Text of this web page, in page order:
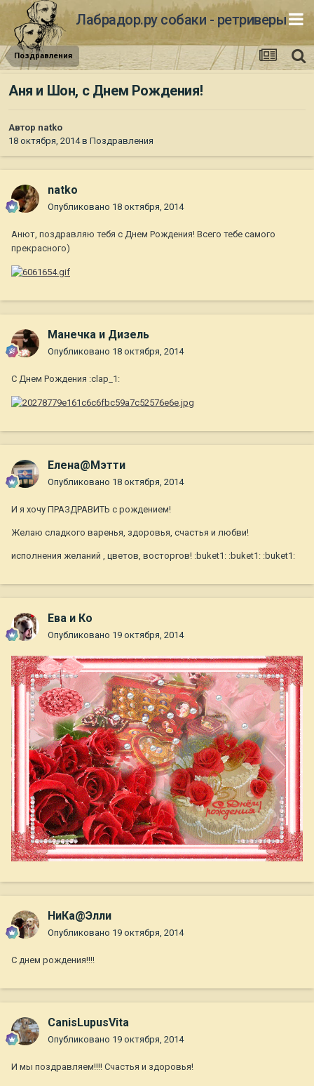
Лабрадор.ру собаки - ретриверы
Поздравления
Аня и Шон, с Днем Рождения!
Автор natko
18 октября, 2014в Поздравления
natko
Опубликовано 18 октября, 2014
Анют, поздравляю тебя с Днем Рождения! Всего тебе самого
прекрасного)
Манечка и Дизель
Опубликовано 18 октября, 2014
С Днем Рождения :clap_1:
Елена@Мэтти
Опубликовано 18 октября, 2014
И я хочу ПРАЗДРАВИТЬ с рождением!
Желаю сладкого варенья, здоровья, счастья и любви!
исполнения желаний , цветов, восторгов! :buket1: :buket1: :buket1:
Ева и Ко
Опубликовано 19 октября, 2014
НиКа@Элли
Опубликовано 19 октября, 2014
С днем рождения!!!!
CanisLupusVita
Опубликовано 19 октября, 2014
И мы поздравляем!!!! Счастья и здоровья!